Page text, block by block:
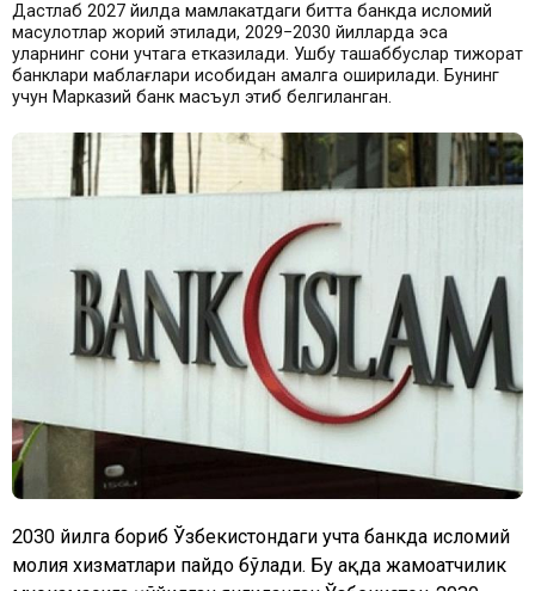
Дастлаб 2027 йилда мамлакатдаги битта банкда исломий
маҳсулотлар жорий этилади, 2029−2030 йилларда эса
уларнинг сони учтага етказилади. Ушбу ташаббуслар тижорат
банклари маблағлари ҳисобидан амалга оширилади. Бунинг
учун Марказий банк масъул этиб белгиланган.
2030 йилга бориб Ўзбекистондаги учта банкда исломий
молия хизматлари пайдо бўлади. Бу ҳақда жамоатчилик